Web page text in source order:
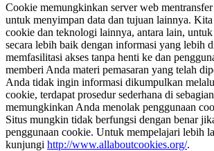
Cookie memungkinkan server web
untuk menyimpan data dan tujuan lainnya.
cookie dan teknologi lainnya, antara lain,
secara lebih baik dengan informasi yang lebih
memfasilitasi akses tanpa henti ke dan
memberi Anda materi pemasaran yang telah
Anda tidak ingin informasi dikumpulkan
cookie, terdapat prosedur sederhana di
memungkinkan Anda menolak penggunaan
Situs mungkin tidak berfungsi dengan benar
penggunaan cookie. Untuk mempelajari lebih
kunjungi http://www.allaboutcookies.org/.